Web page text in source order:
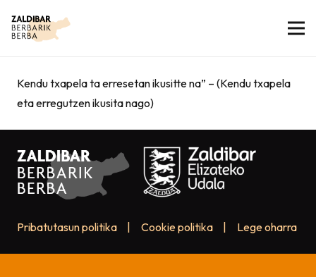
Kendu txapela ta erresetan ikusitte na” – (Kendu txapela
eta erregutzen ikusita nago)
Pribatutasun politika Cookie politika Lege oharra